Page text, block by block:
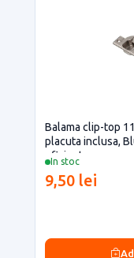
In stoc
Balama clip-top
placuta inclusa,
eficiente
9,50 lei